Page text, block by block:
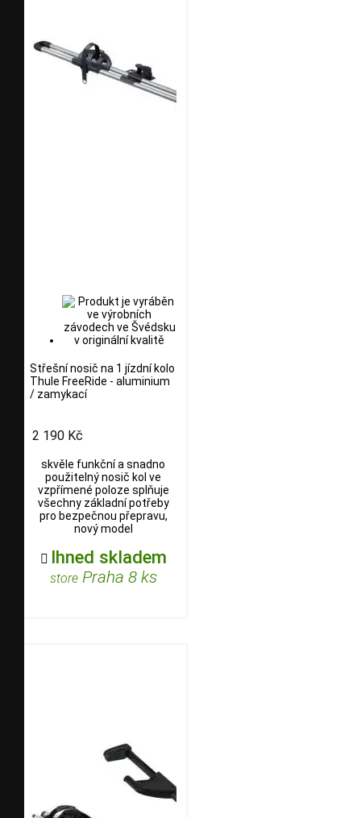
Střešní nosič na 1 jízdní kolo
Thule FreeRide - aluminium
/ zamykací
2 190 Kč
skvěle funkční a snadno
použitelný nosič kol ve
vzpřímené poloze splňuje
všechny základní potřeby
pro bezpečnou přepravu,
nový model
 Ihned skladem
storePraha 8 ks